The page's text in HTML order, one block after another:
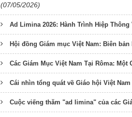
(07/05/2026)
Ad Limina 2026: Hành Trình Hiệp Thông
Hội đồng Giám mục Việt Nam: Biên
Các Giám Mục Việt Nam Tại Rôma: Một
Cái nhìn tổng quát về Giáo hội Việt
Cuộc viếng thăm "ad limina" của các